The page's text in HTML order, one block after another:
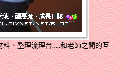
、整理流理台…..和老師之間的互